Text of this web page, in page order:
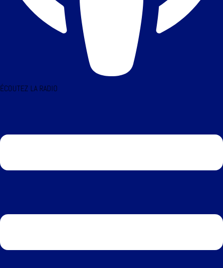
ÉCOUTEZ LA RADIO